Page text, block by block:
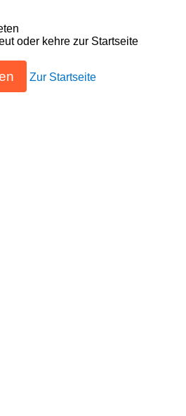
oder kehre zur Startseite
Zur Startseite